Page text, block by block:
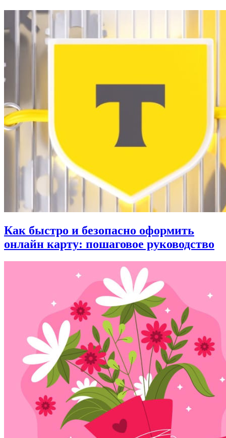
Как быстро и безопасно оформить
онлайн карту: пошаговое руководство